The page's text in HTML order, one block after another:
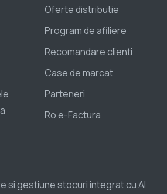
Oferte distributie
Program de afiliere
Recomandare clienti
Case de marcat
Parteneri
Ro e-Factura
si gestiune stocuri integrat cu AI